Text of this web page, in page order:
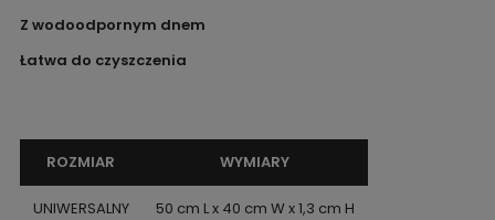
Z wodoodpornym dnem
Łatwa do czyszczenia
ROZMIAR WYMIARY
UNIWERSALNY 50 cm L x 40 cm W x 1,3 cm H